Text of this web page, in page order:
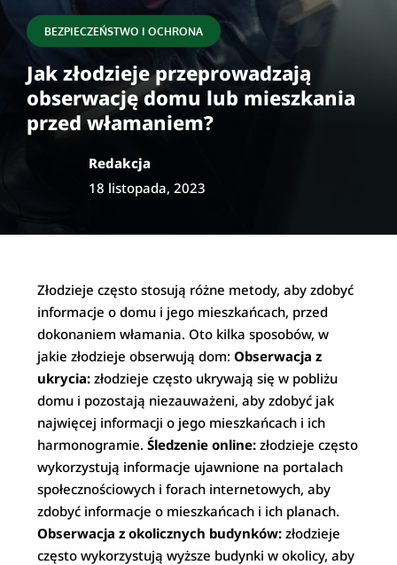
BEZPIECZEŃSTWO I OCHRONA
Jak złodzieje przeprowadzają
obserwację domu lub mieszkania
przed włamaniem?
Redakcja
18 listopada, 2023
Złodzieje często stosują różne metody, aby zdobyć
informacje o domu i jego mieszkańcach, przed
dokonaniem włamania. Oto kilka sposobów, w
jakie złodzieje obserwują dom:Obserwacja z
ukrycia: złodzieje często ukrywają się w pobliżu
domu i pozostają niezauważeni, aby zdobyć jak
najwięcej informacji o jego mieszkańcach i ich
harmonogramie.Śledzenie online: złodzieje często
wykorzystują informacje ujawnione na portalach
społecznościowych i forach internetowych, aby
zdobyć informacje o mieszkańcach i ich planach.
Obserwacja z okolicznych budynków: złodzieje
często wykorzystują wyższe budynki w okolicy, aby